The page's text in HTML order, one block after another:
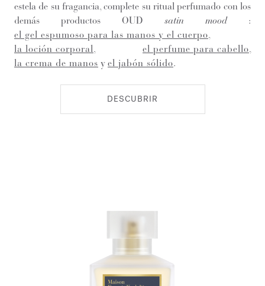
estela de su fragancia, complete su ritual perfumado con los
demás productos OUD satin mood:
el gel espumoso para las manos y el cuerpo
la loción corporal
el perfume para cabello
la crema de manos y el jabón sólido.
DESCUBRIR